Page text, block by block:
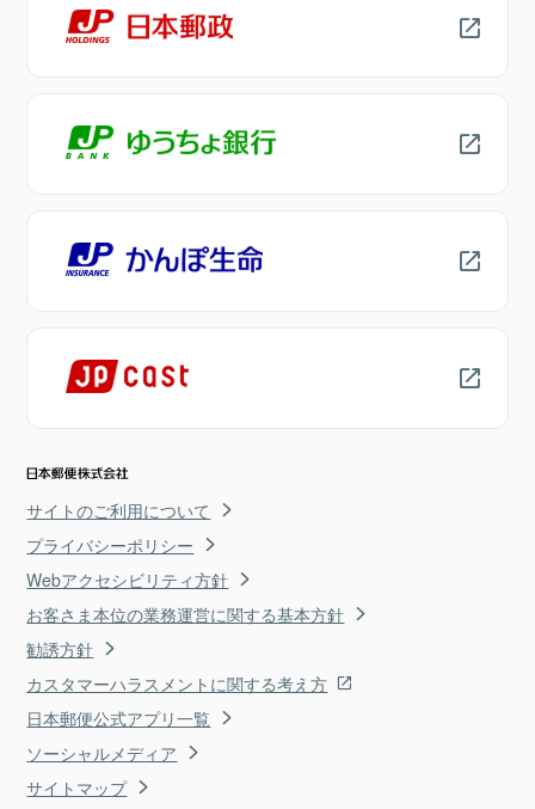
サイトのご利用について
プライバシーポリシー
Webアクセシビリティ方針
お客さま本位の業務運営に関する基本方針
勧誘方針
カスタマーハラスメントに関する考え方
日本郵便公式アプリ一覧
ソーシャルメディア
サイトマップ